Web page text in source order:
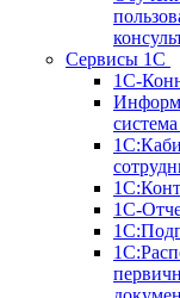
Сервисы 1С
1С-
1С-